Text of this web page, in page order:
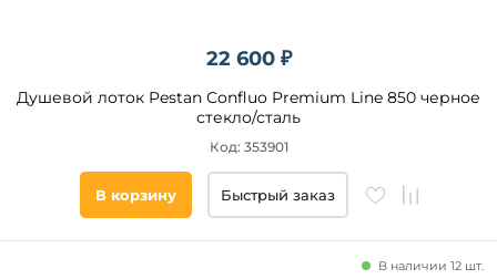
Наличие
22 600 ₽
Душевой лоток Pestan Confluo Premium Line 850 черное
стекло/сталь
Код: 353901
В корзину Быстрый заказ
В наличии 12 шт.